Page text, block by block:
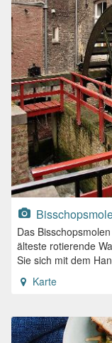
Das
älteste rotierende
Sie sich mit dem
Karte